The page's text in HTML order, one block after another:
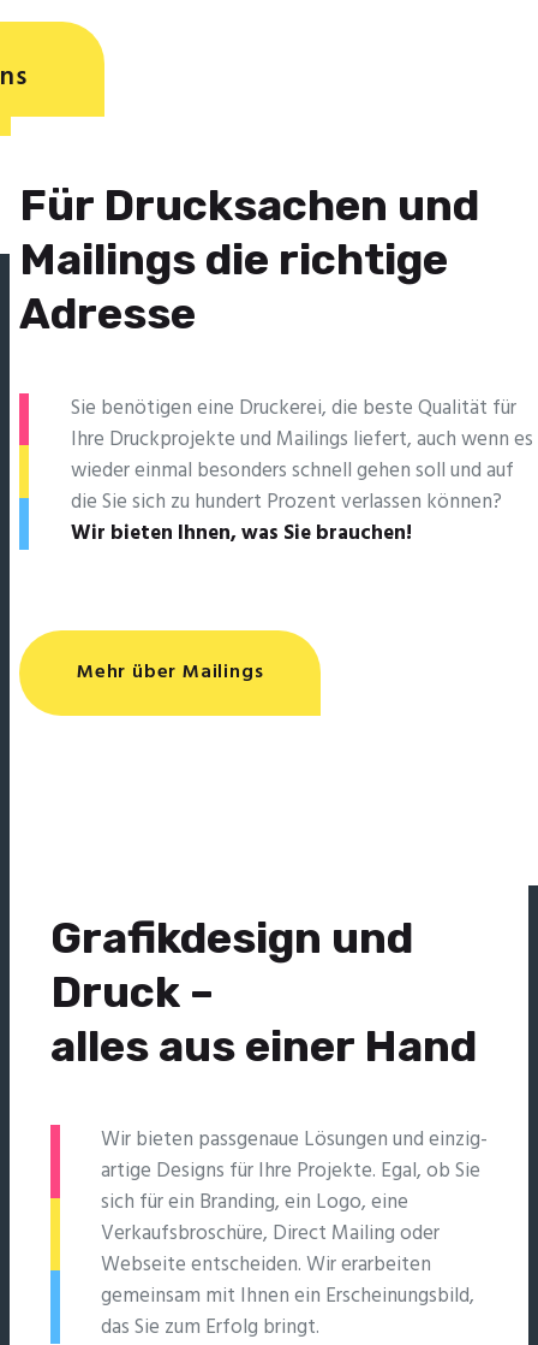
Für Drucksachen und
Mailings die richtige
Adresse
Sie benötigen eine Druckerei, die beste ­Qualität für
Ihre Druckprojekte und Mailings liefert, auch wenn es
wieder einmal besonders schnell gehen soll und auf
die Sie sich zu hundert Prozent verlassen können?
Wir bieten Ihnen, was Sie brauchen!
Mehr über Mailings
Grafikdesign und
Druck –
alles aus einer Hand
Wir bieten passgenaue Lösungen und einzig­
artige Designs für Ihre Projekte. Egal, ob Sie
sich für ein Branding, ein Logo, eine
Verkaufsbroschüre, Direct Mailing oder
Webseite entscheiden. Wir erarbeiten
gemeinsam mit Ihnen ein Erscheinungsbild,
das Sie zum Erfolg bringt.